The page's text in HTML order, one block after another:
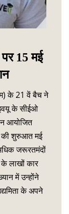
पर 15 मई
के 21 वें बैच ने
के सीईओ
आयोजित
की शुरुआत मई
जरूरतमंदों
लाखों कार
में उन्होंने
के अपने